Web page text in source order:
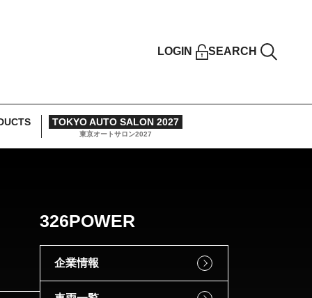
LOGIN SEARCH
TOKYO AUTO SALON 2027
東京オートサロン2027
326POWER
企業情報